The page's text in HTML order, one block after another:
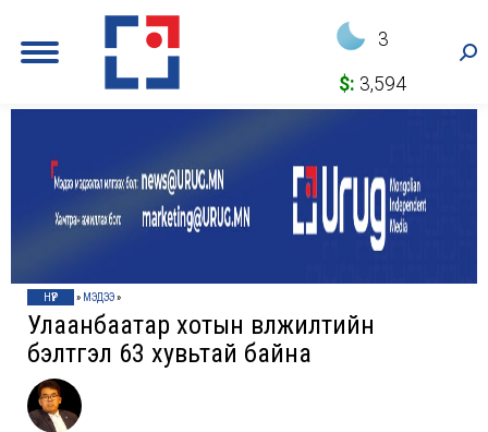
3
$: 3,594
НҮҮР » МЭДЭЭ»
Улаанбаатар хотын өвөлжилтийн
бэлтгэл 63 хувьтай байна